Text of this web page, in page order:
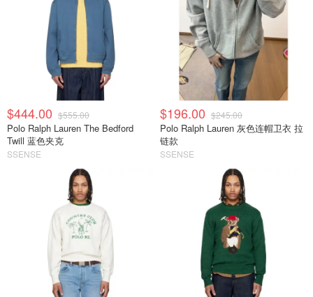
$444.00 $555.00
Polo Ralph Lauren The Bedford
Twill 蓝色夹克
SSENSE
$196.00 $245.00
Polo Ralph Lauren 灰色连帽卫衣 拉
链款
SSENSE